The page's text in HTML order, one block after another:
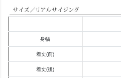
身幅
着丈(前)
着丈(後)